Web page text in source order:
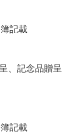
記載
記念品贈呈
記載